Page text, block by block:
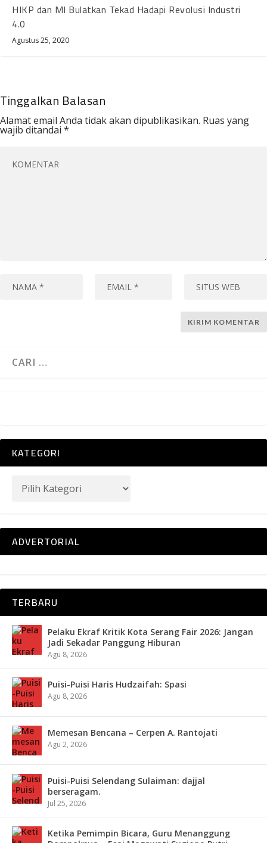
HIKP dan MI Bulatkan Tekad Hadapi Revolusi Industri
4.0
Agustus 25, 2020
Tinggalkan Balasan
Alamat email Anda tidak akan dipublikasikan. Ruas yang
wajib ditandai *
KATEGORI
ADVERTORIAL
TERBARU
Pelaku Ekraf Kritik Kota Serang Fair 2026: Jangan
Jadi Sekadar Panggung Hiburan
Agu 8, 2026
Puisi-Puisi Haris Hudzaifah: Spasi
Agu 8, 2026
Memesan Bencana – Cerpen A. Rantojati
Agu 2, 2026
Puisi-Puisi Selendang Sulaiman: dajjal
berseragam.
Jul 25, 2026
Ketika Pemimpin Bicara, Guru Menanggung